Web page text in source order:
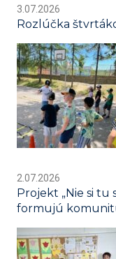
3.07.2026
Rozlúčka
2.07.2026
Projekt „Nie si tu
formujú